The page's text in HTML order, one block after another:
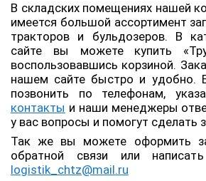
В складских помещениях нашей
имеется большой ассортимент
тракторов и бульдозеров. В
сайте вы можете купить
воспользовавшись корзиной.
нашем сайте быстро и удобно.
позвонить по телефонам,
контакты и наши менеджеры
у вас вопросы и помогут сделать
Так же вы можете оформить
обратной связи или
logistik_chtz@mail.ru